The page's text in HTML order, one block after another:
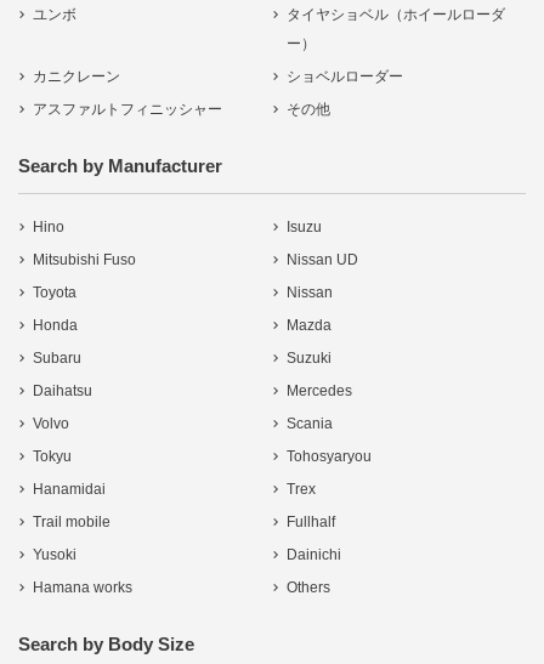
ユンボ
タイヤショベル（ホイールローダ
ー）
カニクレーン
ショベルローダー
アスファルトフィニッシャー
その他
Search by Manufacturer
Hino
Isuzu
Mitsubishi Fuso
Nissan UD
Toyota
Nissan
Honda
Mazda
Subaru
Suzuki
Daihatsu
Mercedes
Volvo
Scania
Tokyu
Tohosyaryou
Hanamidai
Trex
Trail mobile
Fullhalf
Yusoki
Dainichi
Hamana works
Others
Search by Body Size